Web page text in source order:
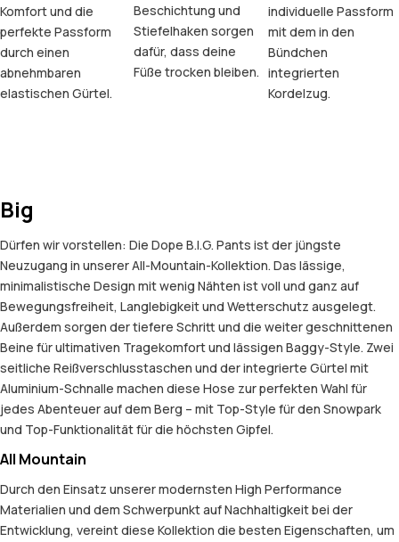
Komfort und die
perfekte Passform
durch einen
abnehmbaren
elastischen Gürtel.
Beschichtung und
Stiefelhaken sorgen
dafür, dass deine
Füße trocken bleiben.
individuelle Passform
mit dem in den
Bündchen
integrierten
Kordelzug.
Big
Dürfen wir vorstellen: Die Dope B.I.G. Pants ist der jüngste
Neuzugang in unserer All-Mountain-Kollektion. Das lässige,
minimalistische Design mit wenig Nähten ist voll und ganz auf
Bewegungsfreiheit, Langlebigkeit und Wetterschutz ausgelegt.
Außerdem sorgen der tiefere Schritt und die weiter geschnittenen
Beine für ultimativen Tragekomfort und lässigen Baggy-Style. Zwei
seitliche Reißverschlusstaschen und der integrierte Gürtel mit
Aluminium-Schnalle machen diese Hose zur perfekten Wahl für
jedes Abenteuer auf dem Berg – mit Top-Style für den Snowpark
und Top-Funktionalität für die höchsten Gipfel.
All Mountain
Durch den Einsatz unserer modernsten High Performance
Materialien und dem Schwerpunkt auf Nachhaltigkeit bei der
Entwicklung, vereint diese Kollektion die besten Eigenschaften, um